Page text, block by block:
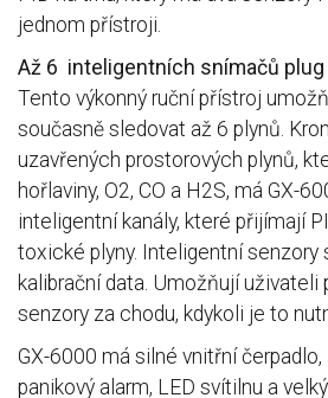
jednom přístroji.
Až 6 inteligentních snímačů plug
Tento výkonný ruční přístroj
současně sledovat až 6 plynů.
uzavřených prostorových plynů,
hořlaviny, O2, CO a H2S, má GX-
inteligentní kanály, které přijímají
toxické plyny. Inteligentní senzory
kalibrační data. Umožňují uživateli
senzory za chodu, kdykoli je to
GX-6000 má silné vnitřní čerpadlo,
panikový alarm, LED svítilnu a